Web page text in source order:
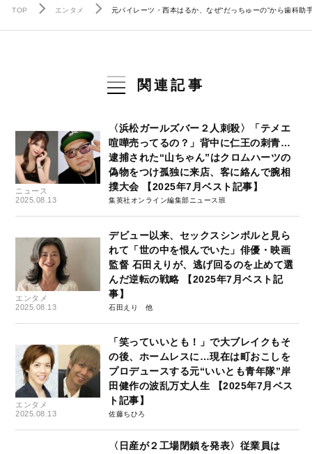
TOP エンタメ 元パイレーツ・西本はるか、なぜ“だっちゅーの”から歯科
関連記事
ニュース
2025.08.13
〈浜松ガールズバー２人刺殺〉「テメエ
喧嘩売ってるの？」背中に仁王の刺青…
逮捕された“山ちゃん”はクロムハーツの
偽物をつけ孤独に来店、客に絡んで腕相
撲大会 【2025年7月ベスト記事】
集英社オンライン編集部ニュース班
エンタメ
2025.08.13
デビュー以来、セックスシンボルと見ら
れて「世の中を恨んでいた」俳優・映画
監督 石田えりが、逃げ回るのを止めて選
んだ逆転の戦略 【2025年7月ベスト記
事】
石田えり
エンタメ
2025.08.13
「笑っていいとも！」で大ブレイクもそ
の後、ホームレスに…現在は町おこしを
プロデュースする元“いいとも青年隊”岸
田健作の波乱万丈人生 【2025年7月ベス
ト記事】
佐藤ちひろ
〈日産が２工場閉鎖を発表〉従業員は